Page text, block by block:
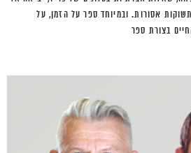
אסורות. ובמיוחד ספר על הזמן, על
בצורת ספר